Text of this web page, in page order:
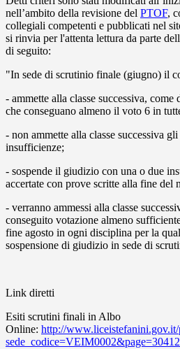
nell’ambito della revisione del PTOF,
collegiali competenti e pubblicati nel
si rinvia per l'attenta lettura da parte
di seguito:
"In sede di scrutinio finale (giugno) il
- ammette alla classe successiva,
che conseguano almeno il voto 6 in
- non ammette alla classe successiva
insufficienze;
- sospende il giudizio con una o due
accertate con prove scritte alla fine del
- verranno ammessi alla classe
conseguito votazione almeno
fine agosto in ogni disciplina per la
sospensione di giudizio in sede di
Link diretti
Esiti scrutini finali in Albo
Online: http://